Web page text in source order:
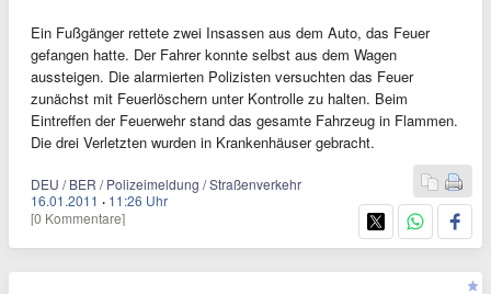
Ein Fußgänger rettete zwei Insassen aus dem Auto, das Feuer
gefangen hatte. Der Fahrer konnte selbst aus dem Wagen
aussteigen. Die alarmierten Polizisten versuchten das Feuer
zunächst mit Feuerlöschern unter Kontrolle zu halten. Beim
Eintreffen der Feuerwehr stand das gesamte Fahrzeug in Flammen.
Die drei Verletzten wurden in Krankenhäuser gebracht.
DEU / BER / Polizeimeldung / Straßenverkehr
16.01.2011 · 11:26 Uhr
[0 Kommentare]